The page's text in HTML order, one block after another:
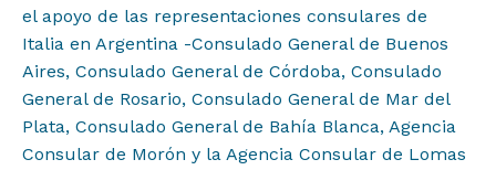
el apoyo de las representaciones consulares de
Italia en Argentina -Consulado General de Buenos
Aires, Consulado General de Córdoba, Consulado
General de Rosario, Consulado General de Mar del
Plata, Consulado General de Bahía Blanca, Agencia
Consular de Morón y la Agencia Consular de Lomas